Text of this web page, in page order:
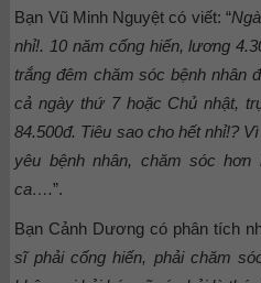
Bạn Vũ Minh Nguyệt có viết: “
nhỉ!. 10 năm cống hiến, lương
trắng đêm chăm sóc bệnh nhân
cả ngày thứ 7 hoặc Chủ nhật,
84.500đ. Tiêu sao cho hết nhỉ!?
yêu bệnh nhân, chăm sóc
ca….”.
Bạn Cảnh Dương có phân tích
sĩ phải cống hiến, phải chăm